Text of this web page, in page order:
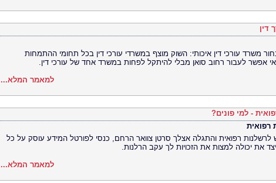
דין
משרד עורכי דין איכותי: השוק מוצף במשרדי עורכי דין בכל תחומי ההתמחות
אפשר לעבור רחוב סואן מבלי להיתקל לפחות במשרד אחד של עורכי דין.
למאמר המלא...
- למי פונים?
רפואית
לרשלנות רפואית והתגלה אצלך סרטן צוואר הרחם, כנסי לפורטל המידע עוסק על כל
את יכולה למצות את הזכויות לך עקב הרלנות.
למאמר המלא...